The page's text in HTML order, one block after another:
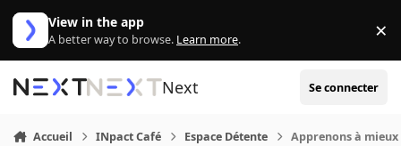
Aller au contenu
View in the app
A better way to browse. Learn more. ×
Next Se connecter
Accueil INpact Café Espace Détente Apprenons à